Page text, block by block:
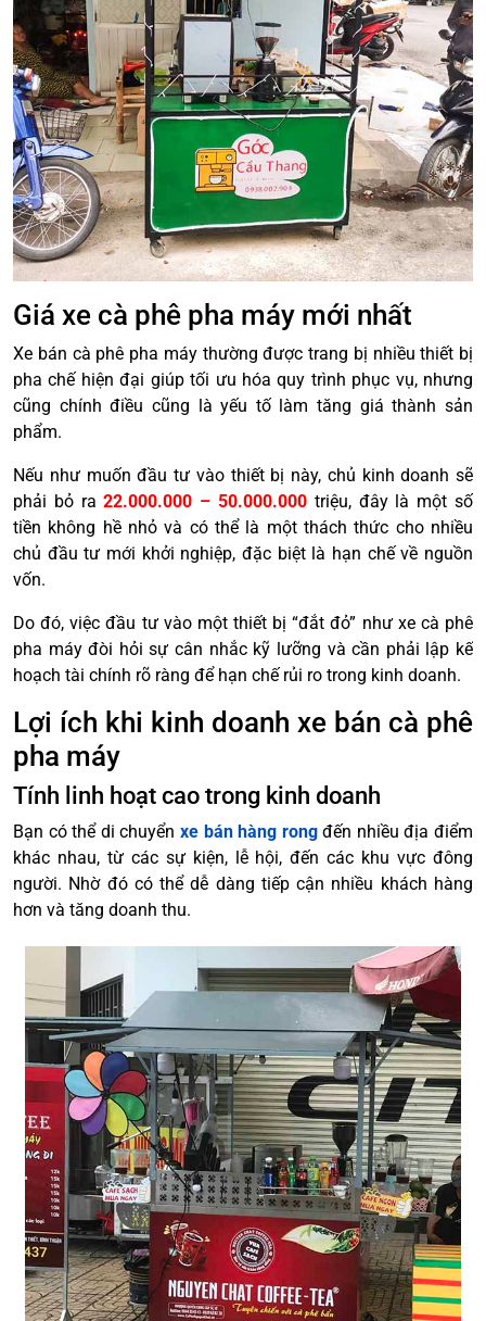
Giá xe cà phê pha máy mới nhất
Xe bán cà phê pha máy thường được trang bị nhiều thiết bị
pha chế hiện đại giúp tối ưu hóa quy trình phục vụ, nhưng
cũng chính điều cũng là yếu tố làm tăng giá thành sản
phẩm.
Nếu như muốn đầu tư vào thiết bị này, chủ kinh doanh sẽ
phải bỏ ra22.000.000 – 50.000.000 triệu, đây là một số
tiền không hề nhỏ và có thể là một thách thức cho nhiều
chủ đầu tư mới khởi nghiệp, đặc biệt là hạn chế về nguồn
vốn.
Do đó, việc đầu tư vào một thiết bị “đắt đỏ” như xe cà phê
pha máy đòi hỏi sự cân nhắc kỹ lưỡng và cần phải lập kế
hoạch tài chính rõ ràng để hạn chế rủi ro trong kinh doanh.
Lợi ích khi kinh doanh xe bán cà phê
pha máy
Tính linh hoạt cao trong kinh doanh
Bạn có thể di chuyển xe bán hàng rongđến nhiều địa điểm
khác nhau, từ các sự kiện, lễ hội, đến các khu vực đông
người. Nhờ đó có thể dễ dàng tiếp cận nhiều khách hàng
hơn và tăng doanh thu.